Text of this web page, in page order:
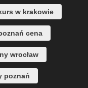
w krakowie
cena
wrocław
poznań